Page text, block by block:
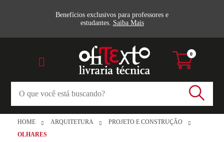
Benefícios exclusivos para professores e
estudantes. Saiba Mais
0
HOME ARQUITETURA
PROJETO E CONSTRUÇÃO
OLHARES